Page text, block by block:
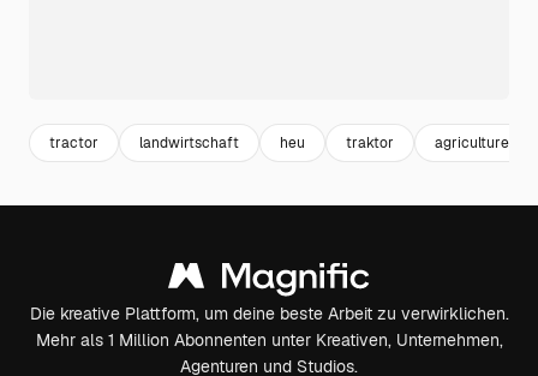
tractor landwirtschaft heu traktor agriculture
Die kreative Plattform, um deine beste Arbeit zu verwirklichen.
Mehr als 1 Million Abonnenten unter Kreativen, Unternehmen,
Agenturen und Studios.